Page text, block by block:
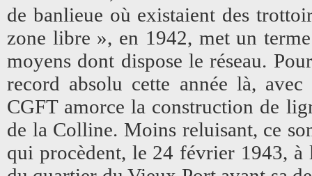
de banlieue où existaient des
zone libre », en 1942, met un
moyens dont dispose le réseau.
record absolu cette année là,
CGFT amorce la construction de
de la Colline. Moins reluisant, ce
qui procèdent, le 24 février 1943, à